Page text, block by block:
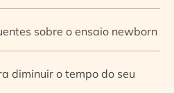
sobre o ensaio newborn
diminuir o tempo do seu